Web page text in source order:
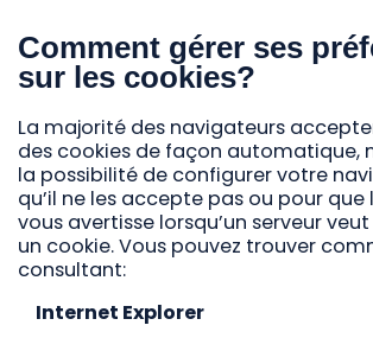
Comment gérer ses
sur les cookies?
La majorité des navigateurs
des cookies de façon automatique,
la possibilité de configurer votre
qu’il ne les accepte pas ou pour
vous avertisse lorsqu’un serveur
un cookie. Vous pouvez trouver
consultant:
Internet Explorer